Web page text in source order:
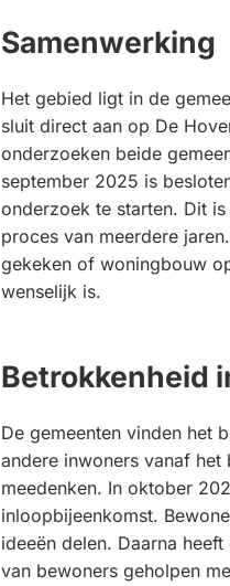
Samenwerking
Het gebied ligt in de
sluit direct aan op De
onderzoeken beide
september 2025 is
onderzoek te starten. Dit
proces van meerdere
gekeken of woningbouw
wenselijk is.
Betrokkenheid
De gemeenten vinden het
andere inwoners vanaf het
meedenken. In oktober
inloopbijeenkomst.
ideeën delen. Daarna
van bewoners geholpen